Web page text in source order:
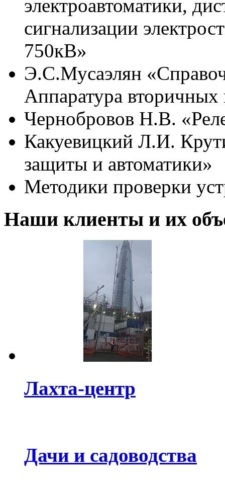
электроавтоматики,
сигнализации
750кВ»
Э.С.Мусаэлян
Аппаратура вторичных
Чернобровов Н.В.
Какуевицкий Л.И.
защиты и автоматики»
Методики проверки
Наши клиенты и их
Лахта-центр
Дачи и садоводства